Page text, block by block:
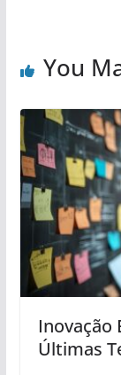
You
Inovação
Últimas